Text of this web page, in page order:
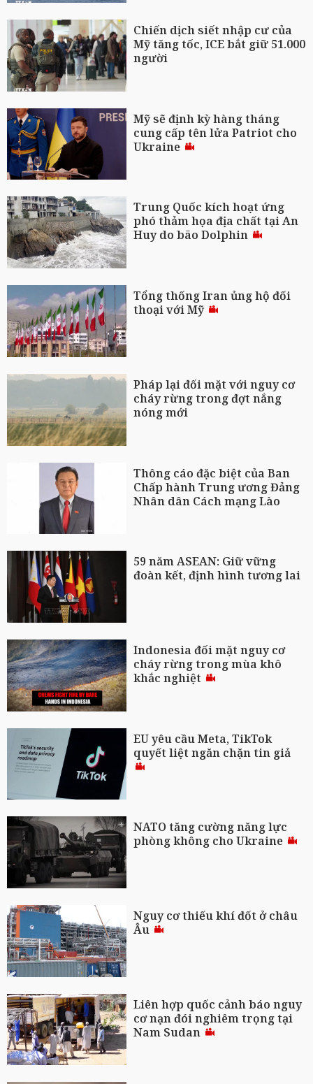
Chiến dịch siết nhập cư của
Mỹ tăng tốc, ICE bắt giữ 51.000
người
Mỹ sẽ định kỳ hàng tháng
cung cấp tên lửa Patriot cho
Ukraine
Trung Quốc kích hoạt ứng
phó thảm họa địa chất tại An
Huy do bão Dolphin
Tổng thống Iran ủng hộ đối
thoại với Mỹ
Pháp lại đối mặt với nguy cơ
cháy rừng trong đợt nắng
nóng mới
Thông cáo đặc biệt của Ban
Chấp hành Trung ương Đảng
Nhân dân Cách mạng Lào
59 năm ASEAN: Giữ vững
đoàn kết, định hình tương lai
Indonesia đối mặt nguy cơ
cháy rừng trong mùa khô
khắc nghiệt
EU yêu cầu Meta, TikTok
quyết liệt ngăn chặn tin giả
NATO tăng cường năng lực
phòng không cho Ukraine
Nguy cơ thiếu khí đốt ở châu
Âu
Liên hợp quốc cảnh báo nguy
cơ nạn đói nghiêm trọng tại
Nam Sudan